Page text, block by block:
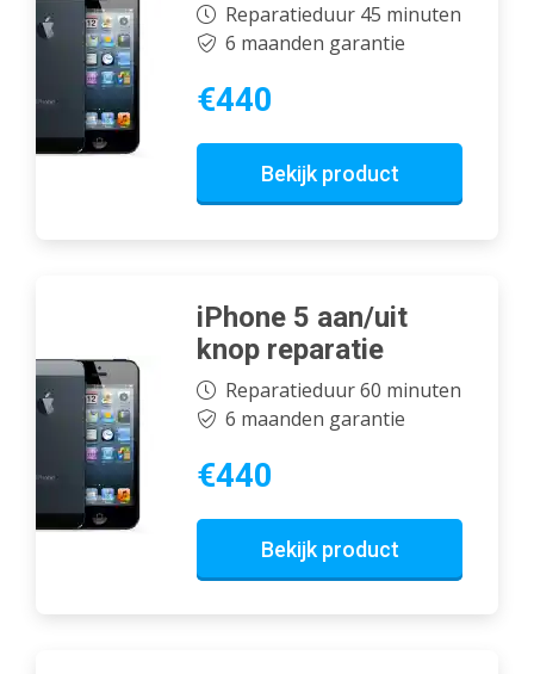
Reparatieduur 45 minuten
6 maanden garantie
€440
Bekijk product
iPhone 5 aan/uit
knop reparatie
Reparatieduur 60 minuten
6 maanden garantie
€440
Bekijk product